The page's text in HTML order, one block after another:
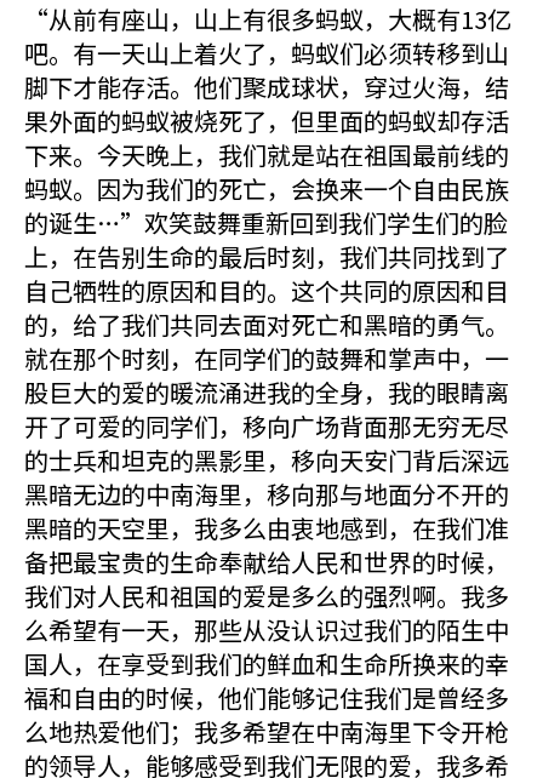
“从前有座山，山上有很多蚂蚁，大概有13亿
吧。有一天山上着火了，蚂蚁们必须转移到山
脚下才能存活。他们聚成球状，穿过火海，结
果外面的蚂蚁被烧死了，但里面的蚂蚁却存活
下来。今天晚上，我们就是站在祖国最前线的
蚂蚁。因为我们的死亡，会换来一个自由民族
的诞生…”欢笑鼓舞重新回到我们学生们的脸
上，在告别生命的最后时刻，我们共同找到了
自己牺牲的原因和目的。这个共同的原因和目
的，给了我们共同去面对死亡和黑暗的勇气。
就在那个时刻，在同学们的鼓舞和掌声中，一
股巨大的爱的暖流涌进我的全身，我的眼睛离
开了可爱的同学们，移向广场背面那无穷无尽
的士兵和坦克的黑影里，移向天安门背后深远
黑暗无边的中南海里，移向那与地面分不开的
黑暗的天空里，我多么由衷地感到，在我们准
备把最宝贵的生命奉献给人民和世界的时候，
我们对人民和祖国的爱是多么的强烈啊。我多
么希望有一天，那些从没认识过我们的陌生中
国人，在享受到我们的鲜血和生命所换来的幸
福和自由的时候，他们能够记住我们是曾经多
么地热爱他们；我多希望在中南海里下令开枪
的领导人，能够感受到我们无限的爱，我多希